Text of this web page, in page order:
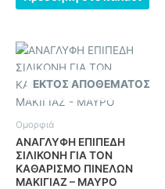
ΕΚΤΌΣ ΑΠΟΘΈΜΑΤΟΣ
Ομορφιά
ΑΝΑΓΛΥΦΗ ΕΠΙΠΕΔΗ
ΣΙΛΙΚΟΝΗ ΓΙΑ ΤΟΝ
ΚΑΘΑΡΙΣΜΟ ΠΙΝΕΛΩΝ
ΜΑΚΙΓΙΑΖ – ΜΑΥΡΟ